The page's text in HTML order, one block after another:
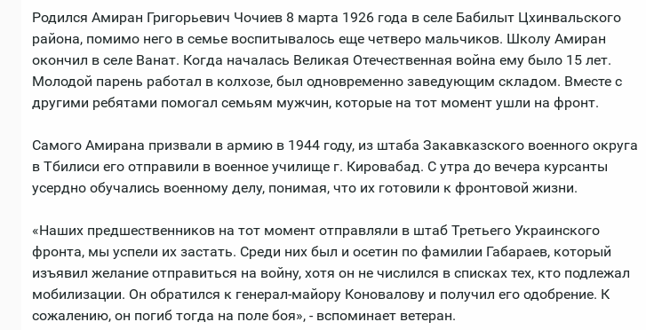
Родился Амиран Григорьевич Чочиев 8 марта 1926 года в селе Бабилыт Цхинвальского
района, помимо него в семье воспитывалось еще четверо мальчиков. Школу Амиран
окончил в селе Ванат. Когда началась Великая Отечественная война ему было 15 лет.
Молодой парень работал в колхозе, был одновременно заведующим складом. Вместе с
другими ребятами помогал семьям мужчин, которые на тот момент ушли на фронт.
Самого Амирана призвали в армию в 1944 году, из штаба Закавказского военного округа
в Тбилиси его отправили в военное училище г. Кировабад. С утра до вечера курсанты
усердно обучались военному делу, понимая, что их готовили к фронтовой жизни.
«Наших предшественников на тот момент отправляли в штаб Третьего Украинского
фронта, мы успели их застать. Среди них был и осетин по фамилии Габараев, который
изъявил желание отправиться на войну, хотя он не числился в списках тех, кто подлежал
мобилизации. Он обратился к генерал-майору Коновалову и получил его одобрение. К
сожалению, он погиб тогда на поле боя», - вспоминает ветеран.